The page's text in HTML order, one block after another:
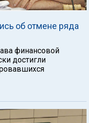
об отмене ряда
финансовой
достигли